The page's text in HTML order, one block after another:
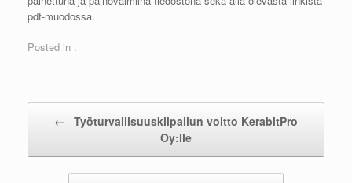
pdf-muodossa.
Posted in .
← Työturvallisuuskilpailun voitto KerabitPro
Oy:lle